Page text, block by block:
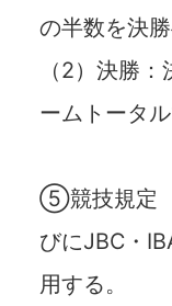
の半数を決
（2）決勝
ームトータ
⑤競技規定
びにJBC・
用する。